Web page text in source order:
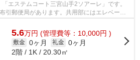
エステムコート三宮山手2ソアーレ」です。
引郵便局があります。共用部にはエレベー
っております...
5.6万円 (管理費等：10,000円 )
敷金 0ヶ月 礼金 0ヶ月
2階 / 1K / 20.30㎡